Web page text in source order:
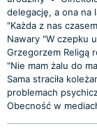
delegację, a ona na
"Każda z nas
Nawary "W czepku
Grzegorzem Religą
"Nie mam żalu do
Sama straciła
problemach
Obecność w